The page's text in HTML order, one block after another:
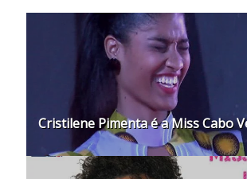
Cristilene Pimenta é a Miss Cabo